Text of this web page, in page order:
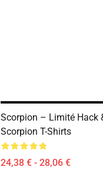
Scorpion – Limité Hack
Scorpion T-Shirts
24,38 € - 28,06 €